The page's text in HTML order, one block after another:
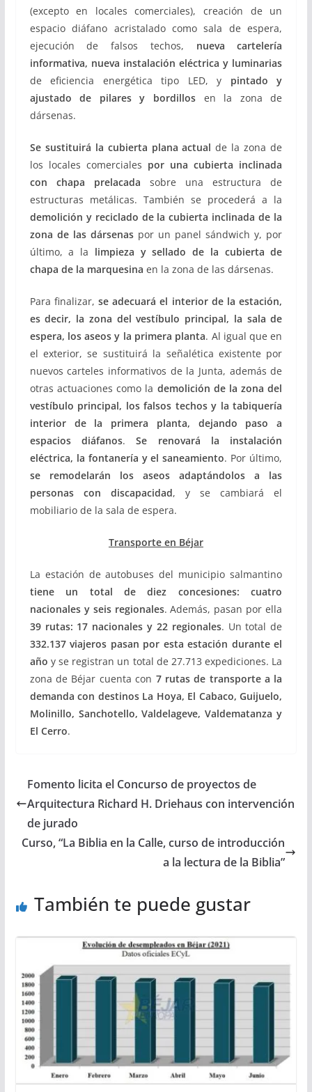
(excepto en locales comerciales), creación de un
espacio diáfano acristalado como sala de espera,
ejecución de falsos techos, nueva cartelería
informativa, nueva instalación eléctrica y luminarias
de eficiencia energética tipo LED, y pintado y
ajustado de pilares y bordillos en la zona de
dársenas.
Se sustituirá la cubierta plana actual de la zona de
los locales comerciales por una cubierta inclinada
con chapa prelacada sobre una estructura de
estructuras metálicas. También se procederá a la
demolición y reciclado de la cubierta inclinada de la
zona de las dársenaspor un panel sándwich y, por
último, a la limpieza y sellado de la cubierta de
chapa de la marquesina en la zona de las dársenas.
Para finalizar,se adecuará el interior de la estación,
es decir, la zona del vestíbulo principal, la sala de
espera, los aseos y la primera planta. Al igual que en
el exterior, se sustituirá la señalética existente por
nuevos carteles informativos de la Junta, además de
otras actuaciones como la demolición de la zona del
vestíbulo principal, los falsos techos y la tabiquería
interior de la primera planta, dejando paso a
espacios diáfanos.Se renovará la instalación
eléctrica, la fontanería y el saneamiento. Por último,
se remodelarán los aseos adaptándolos a las
personas con discapacidad, y se cambiará el
mobiliario de la sala de espera.
Transporte en Béjar
La estación de autobuses del municipio salmantino
tiene un total de diez concesiones: cuatro
nacionales y seis regionales. Además, pasan por ella
39 rutas: 17 nacionales y 22 regionales. Un total de
332.137 viajeros pasan por esta estación durante el
año y se registran un total de 27.713 expediciones. La
zona de Béjar cuenta con 7 rutas de transporte a la
demanda con destinos La Hoya, El Cabaco, Guijuelo,
Molinillo, Sanchotello, Valdelageve, Valdematanza y
El Cerro.
Fomento licita el Concurso de proyectos de
Arquitectura Richard H. Driehaus con intervención
de jurado
Curso, “La Biblia en la Calle, curso de introducción
a la lectura de la Biblia”
También te puede gustar